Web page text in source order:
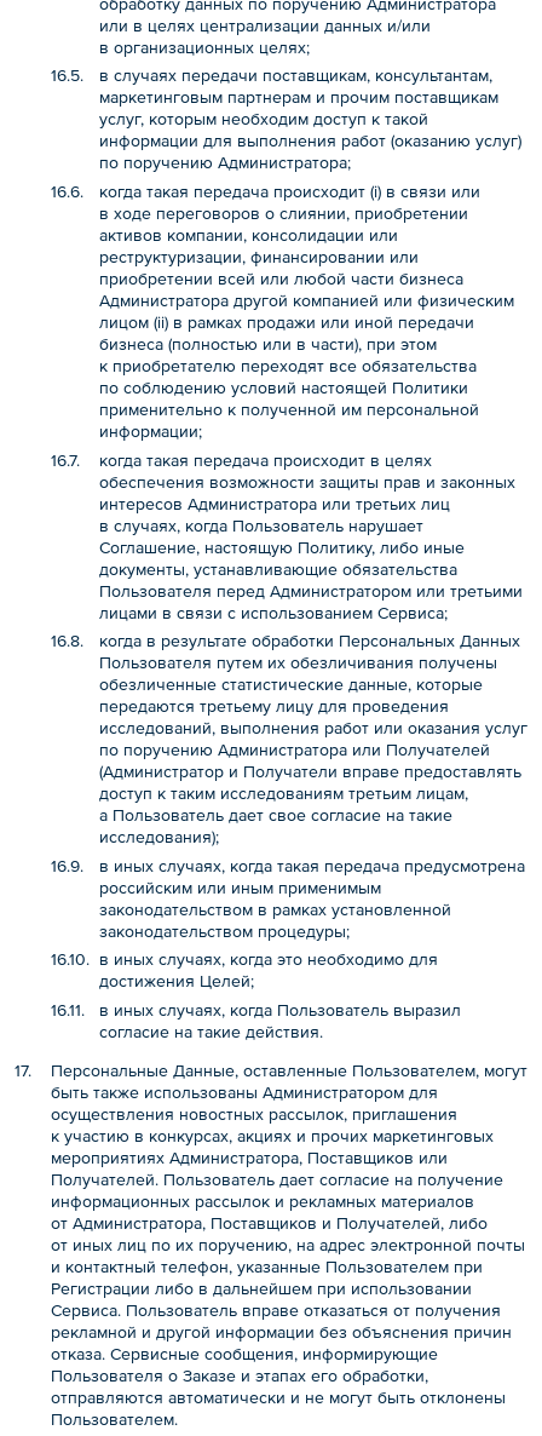
или в целях централизации данных и/или
в организационных целях;
в случаях передачи поставщикам, консультантам,
маркетинговым партнерам и прочим поставщикам
услуг, которым необходим доступ к такой
информации для выполнения работ (оказанию услуг)
по поручению Администратора;
когда такая передача происходит (i) в связи или
в ходе переговоров о слиянии, приобретении
активов компании, консолидации или
реструктуризации, финансировании или
приобретении всей или любой части бизнеса
Администратора другой компанией или физическим
лицом (ii) в рамках продажи или иной передачи
бизнеса (полностью или в части), при этом
к приобретателю переходят все обязательства
по соблюдению условий настоящей Политики
применительно к полученной им персональной
информации;
когда такая передача происходит в целях
обеспечения возможности защиты прав и законных
интересов Администратора или третьих лиц
в случаях, когда Пользователь нарушает
Соглашение, настоящую Политику, либо иные
документы, устанавливающие обязательства
Пользователя перед Администратором или третьими
лицами в связи с использованием Сервиса;
когда в результате обработки Персональных Данных
Пользователя путем их обезличивания получены
обезличенные статистические данные, которые
передаются третьему лицу для проведения
исследований, выполнения работ или оказания услуг
по поручению Администратора или Получателей
(Администратор и Получатели вправе предоставлять
доступ к таким исследованиям третьим лицам,
а Пользователь дает свое согласие на такие
исследования);
в иных случаях, когда такая передача предусмотрена
российским или иным применимым
законодательством в рамках установленной
законодательством процедуры;
в иных случаях, когда это необходимо для
достижения Целей;
в иных случаях, когда Пользователь выразил
согласие на такие действия.
Персональные Данные, оставленные Пользователем, могут
быть также использованы Администратором для
осуществления новостных рассылок, приглашения
к участию в конкурсах, акциях и прочих маркетинговых
мероприятиях Администратора, Поставщиков или
Получателей. Пользователь дает согласие на получение
информационных рассылок и рекламных материалов
от Администратора, Поставщиков и Получателей, либо
от иных лиц по их поручению, на адрес электронной почты
и контактный телефон, указанные Пользователем при
Регистрации либо в дальнейшем при использовании
Сервиса. Пользователь вправе отказаться от получения
рекламной и другой информации без объяснения причин
отказа. Сервисные сообщения, информирующие
Пользователя о Заказе и этапах его обработки,
отправляются автоматически и не могут быть отклонены
Пользователем.